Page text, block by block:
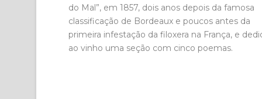
do Mal”, em 1857, dois anos depois da famosa
classificação de Bordeaux e poucos antes da
primeira infestação da filoxera na França, e
ao vinho uma seção com cinco poemas.